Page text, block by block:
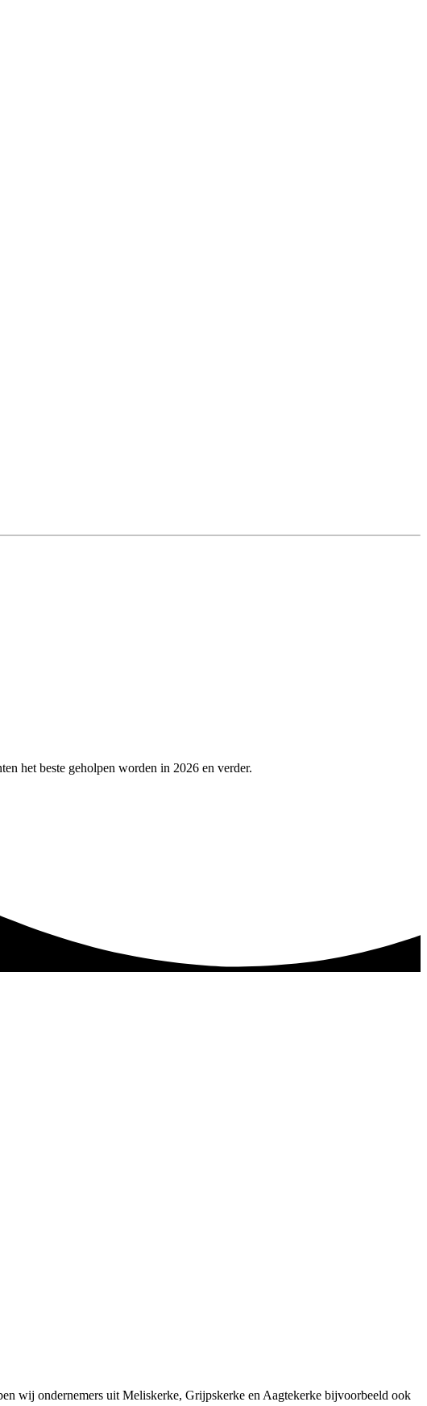
het beste geholpen worden in 2026 en verder.
wij ondernemers uit Meliskerke, Grijpskerke en Aagtekerke bijvoorbeeld ook